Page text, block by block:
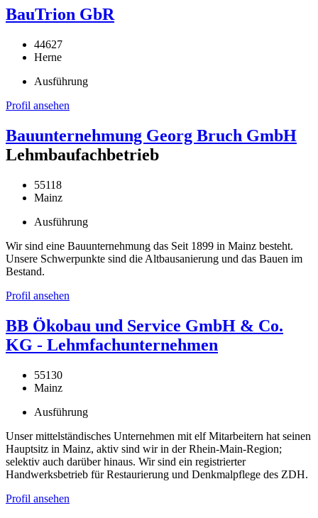
BauTrion GbR
44627
Herne
Ausführung
Profil ansehen
Bauunternehmung Georg Bruch GmbH
Lehmbaufachbetrieb
55118
Mainz
Ausführung
Wir sind eine Bauunternehmung das Seit 1899 in Mainz besteht.
Unsere Schwerpunkte sind die Altbausanierung und das Bauen im
Bestand.
Profil ansehen
BB Ökobau und Service GmbH & Co.
KG - Lehmfachunternehmen
55130
Mainz
Ausführung
Unser mittelständisches Unternehmen mit elf Mitarbeitern hat seinen
Hauptsitz in Mainz, aktiv sind wir in der Rhein-Main-Region;
selektiv auch darüber hinaus. Wir sind ein registrierter
Handwerksbetrieb für Restaurierung und Denkmalpflege des ZDH.
Profil ansehen